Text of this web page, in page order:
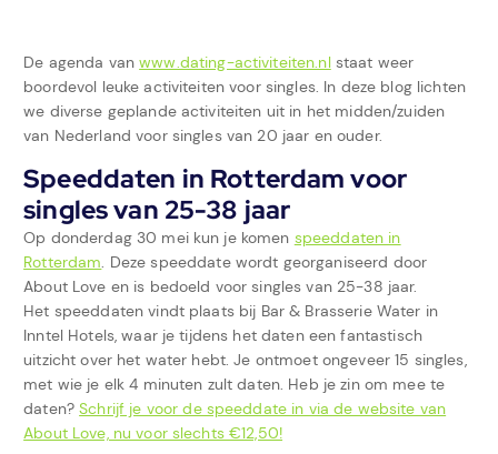
De agenda vanwww.dating-activiteiten.nlstaat weer
boordevol leuke activiteiten voor singles. In deze blog lichten
we diverse geplande activiteiten uit in het midden/zuiden
van Nederland voor singles van 20 jaar en ouder.
Speeddaten in Rotterdam voor
singles van 25-38 jaar
Op donderdag 30 mei kun je komen speeddaten in
Rotterdam. Deze speeddate wordt georganiseerd door
About Love en is bedoeld voor singles van 25-38 jaar.
Het speeddaten vindt plaats bij Bar & Brasserie Water in
Inntel Hotels, waar je tijdens het daten een fantastisch
uitzicht over het water hebt. Je ontmoet ongeveer 15 singles,
met wie je elk 4 minuten zult daten. Heb je zin om mee te
daten?Schrijf je voor de speeddate in via de website van
About Love, nu voor slechts €12,50!